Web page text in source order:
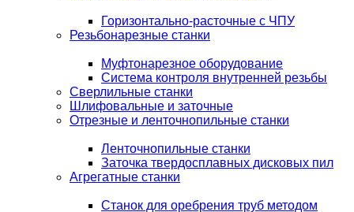
Горизонтально-расточные с ЧПУ
Резьбонарезные станки
Муфтонарезное оборудование
Система контроля внутренней резьбы
Сверлильные станки
Шлифовальные и заточные
Отрезные и ленточнопильные станки
Ленточнопильные станки
Заточка твердосплавных дисковых пил
Агрегатные станки
Станок для оребрения труб методом